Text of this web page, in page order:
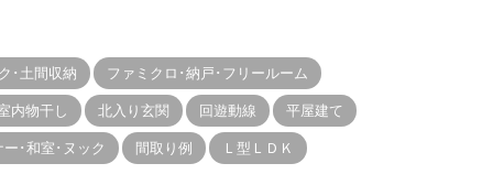
･土間収納 ファミクロ･納戸･フリールーム
内物干し 北入り玄関 回遊動線 平屋建て
･和室･ヌック 間取り例 Ｌ型ＬＤＫ